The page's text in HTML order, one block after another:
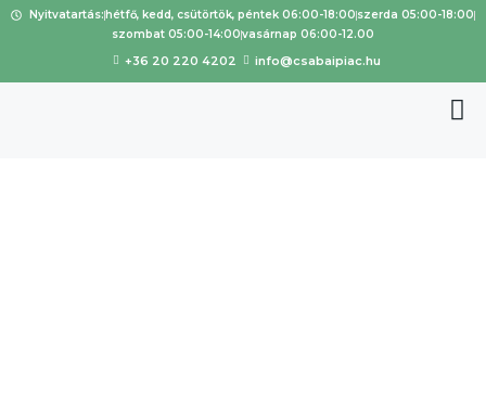
Nyitvatartás:hétfő, kedd, csütörtök, péntek 06:00-18:00szerda 05:00-18:00
szombat 05:00-14:00vasárnap 06:00-12.00
+36 20 220 4202 info@csabaipiac.hu